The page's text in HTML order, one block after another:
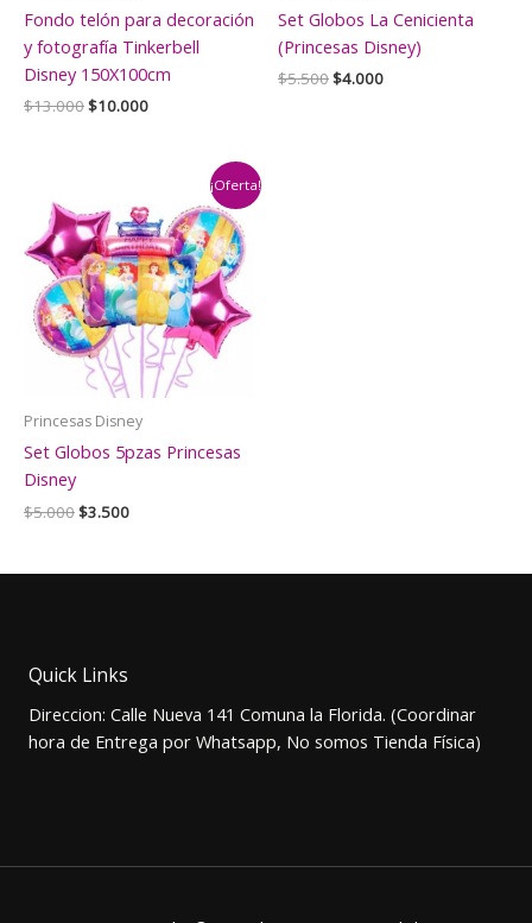
Fondo telón para decoración
y fotografía Tinkerbell
Disney 150X100cm
$13.000El
$10.000El
$10.000.
Set Globos La Cenicienta
(Princesas Disney)
$5.500El
$4.000El
¡Oferta!
Princesas Disney
Set Globos 5pzas Princesas
Disney
$5.000El
era:
$3.500El
es:
Quick Links
Direccion: Calle Nueva 141 Comuna la Florida. (Coordinar
hora de Entrega por Whatsapp, No somos Tienda Física)